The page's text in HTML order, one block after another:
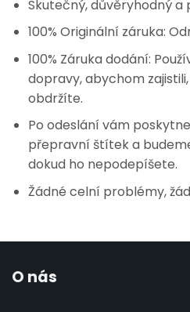
Skutečný, důvěryhodný a
100% Originální záruka:
100% Záruka dodání:
dopravy, abychom zajistili,
obdržíte.
Po odeslání vám
přepravní štítek a
dokud ho nepodepíšete.
Žádné celní problémy,
O nás